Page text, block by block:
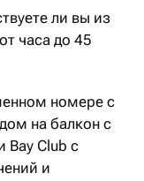
ли вы из
часа до 45
номере с
на балкон c
Bay Club с
и